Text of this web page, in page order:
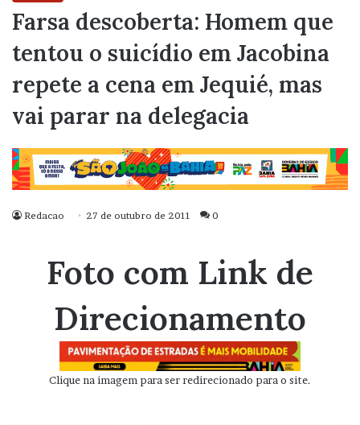
Farsa descoberta: Homem que
tentou o suicídio em Jacobina
repete a cena em Jequié, mas
vai parar na delegacia
Redacao 27 de outubro de 2011 0
Foto com Link de
Direcionamento
Clique na imagem para ser redirecionado para o site.